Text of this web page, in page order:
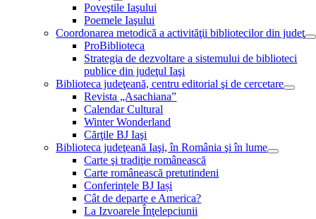
Poveştile Iaşului
Poemele Iaşului
Coordonarea metodică a activităţii bibliotecilor din judeţ
ProBiblioteca
Strategia de dezvoltare a sistemului de biblioteci
publice din judeţul Iaşi
Biblioteca judeţeană, centru editorial şi de cercetare
Revista „Asachiana”
Calendar Cultural
Winter Wonderland
Cărţile BJ Iaşi
Biblioteca judeţeană Iaşi, în România şi în lume
Carte şi tradiţie românească
Carte românească pretutindeni
Conferințele BJ Iași
Cât de departe e America?
La Izvoarele Înţelepciunii